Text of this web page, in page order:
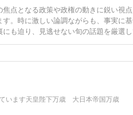
点となる政策や政権の動きに鋭い視
。時に激しい論調ながらも、事実に
も迫り、見逃せない旬の話題を厳選し
います天皇陛下万歳 大日本帝国万歳